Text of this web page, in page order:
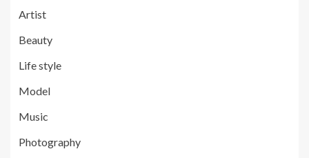
Artist
Beauty
Life style
Model
Music
Photography